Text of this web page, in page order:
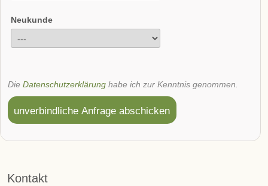
Neukunde
Die Datenschutzerklärung habe ich zur Kenntnis genommen.
unverbindliche Anfrage abschicken
Kontakt